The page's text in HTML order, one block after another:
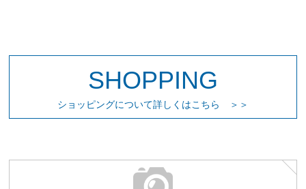
SHOPPING
ショッピングについて詳しくはこちら ＞＞